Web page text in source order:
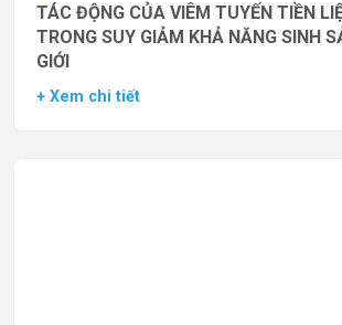
TÁC ĐỘNG CỦA VIÊM TUYẾN TIỀN
TRONG SUY GIẢM KHẢ NĂNG SINH
GIỚI
+ Xem chi tiết